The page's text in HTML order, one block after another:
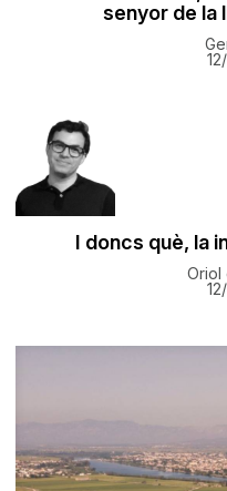
senyor de la
I doncs què, la
Oriol